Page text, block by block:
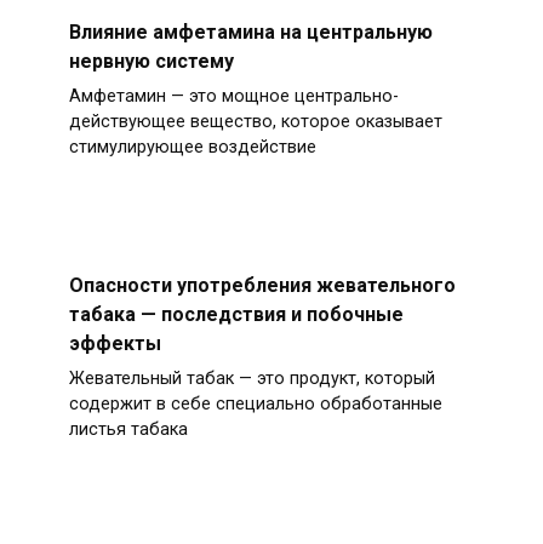
Влияние амфетамина на центральную
нервную систему
Амфетамин — это мощное центрально-
действующее вещество, которое оказывает
стимулирующее воздействие
Опасности употребления жевательного
табака — последствия и побочные
эффекты
Жевательный табак — это продукт, который
содержит в себе специально обработанные
листья табака